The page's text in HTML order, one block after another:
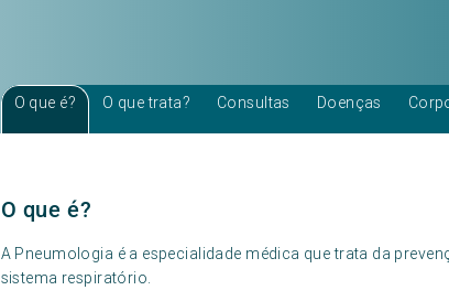
O que é? O que trata? Consultas Doenças
O que é?
A Pneumologia é a especialidade médica que trata da
sistema respiratório.